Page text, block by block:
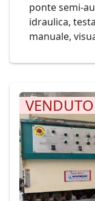
ponte semi-
idraulica,
manuale,
VENDUTO